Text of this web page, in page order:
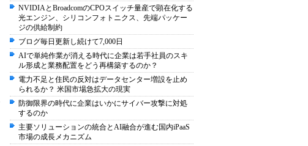
NVIDIAとBroadcomのCPOスイッチ量産で顕在化する
光エンジン、シリコンフォトニクス、先端パッケー
ジの供給制約
ブログ毎日更新し続けて7,000日
AIで単純作業が消える時代に企業は若手社員のスキ
ル形成と業務配置をどう再構築するのか？
電力不足と住民の反対はデータセンター増設を止め
られるか？ 米国市場急拡大の現実
防御限界の時代に企業はいかにサイバー攻撃に対処
するのか
主要ソリューションの統合とAI融合が進む国内iPaaS
市場の成長メカニズム